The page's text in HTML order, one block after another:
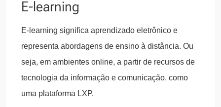
E-learning
E-learning significa aprendizado eletrônico e
representa abordagens de ensino à distância. Ou
seja, em ambientes online, a partir de recursos de
tecnologia da informação e comunicação, como
uma plataforma LXP.